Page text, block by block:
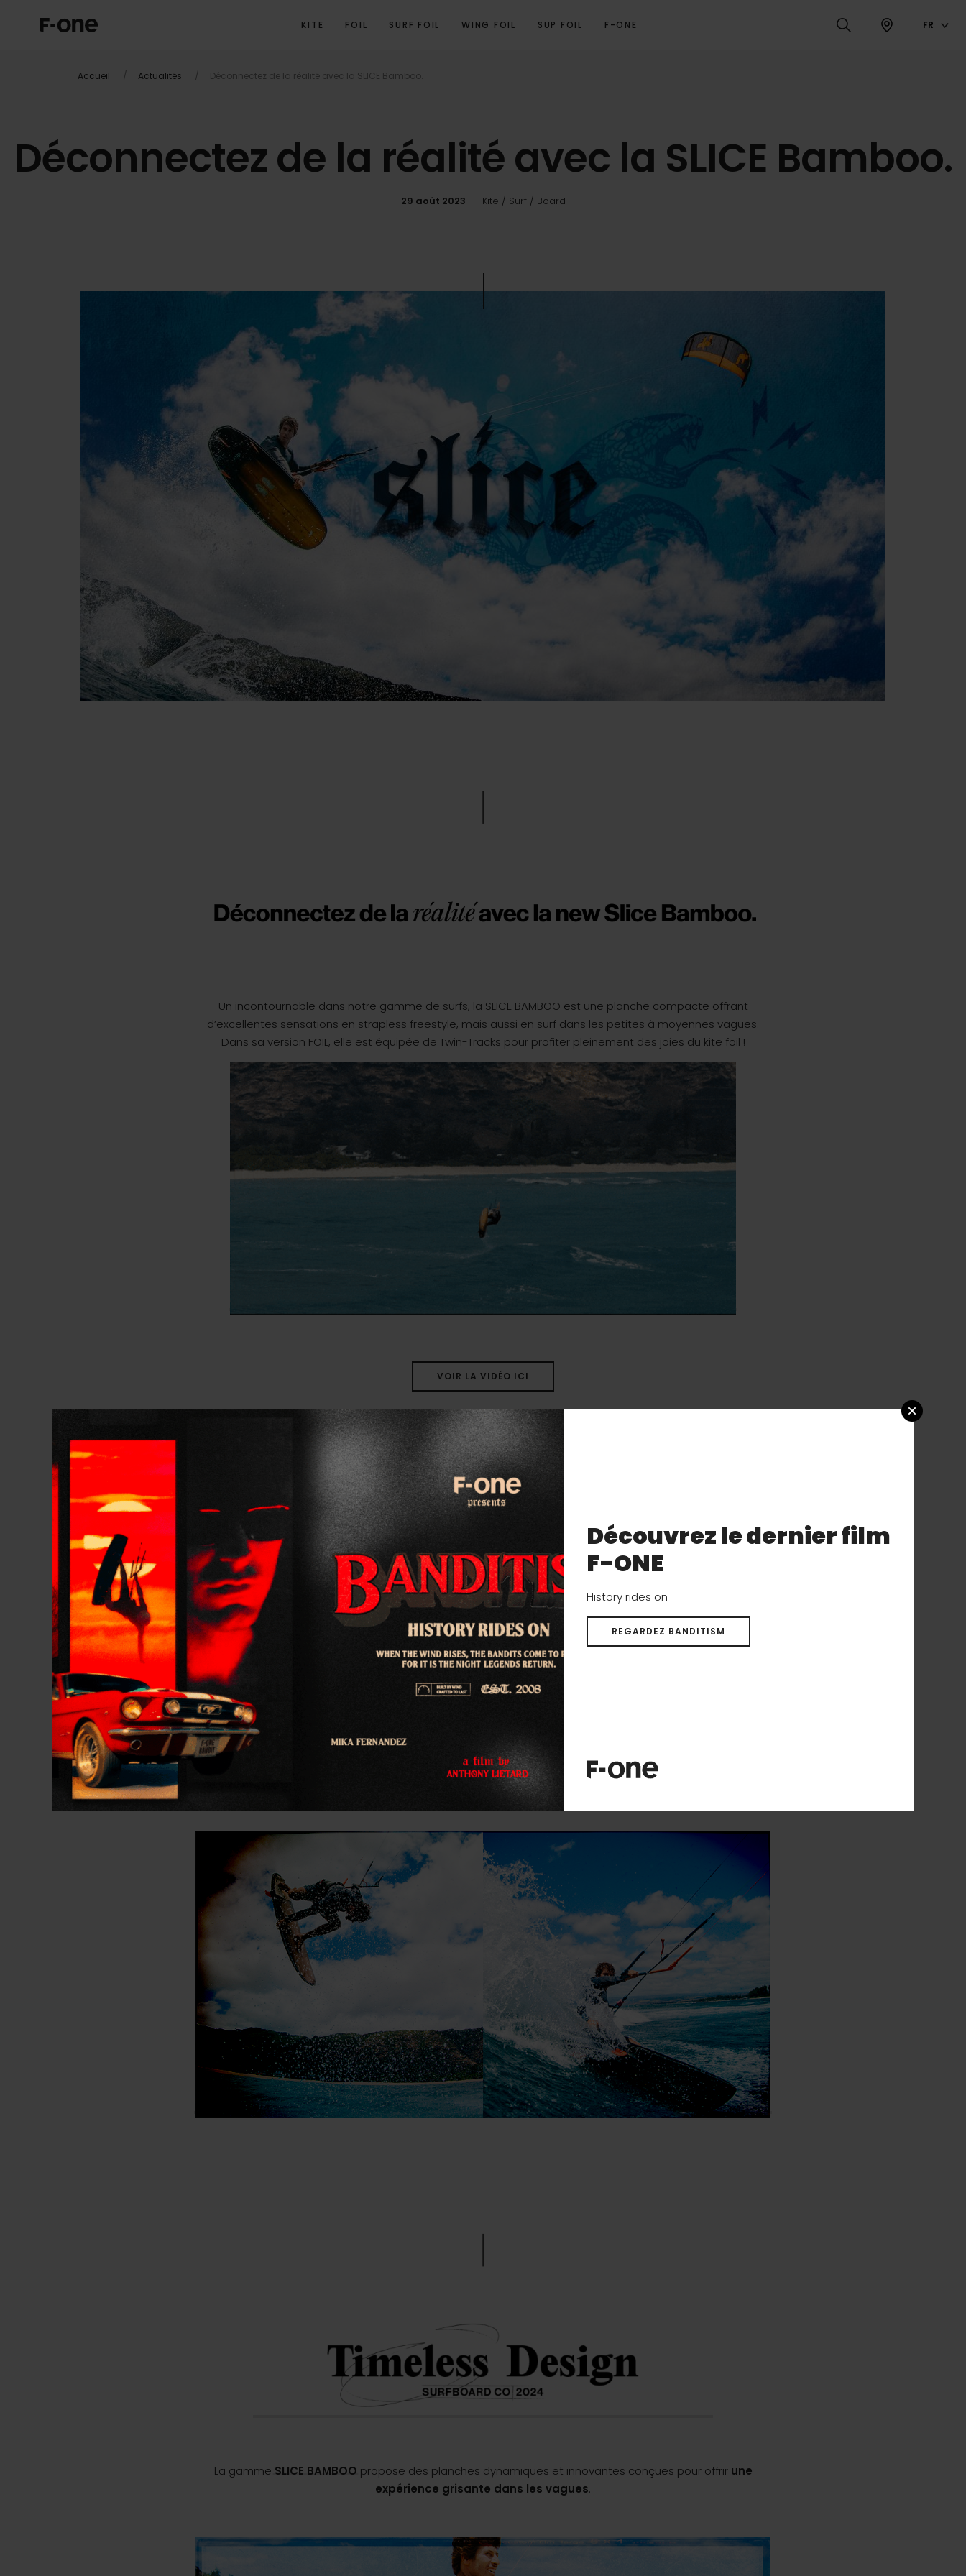
KITE FOIL SURF FOIL WING FOIL SUP FOIL F-ONE FR
Déconnectez de la réalité avec la SLICE Bamboo.
29 août 2023 Kite / Surf / Board
Accueil Actualités Déconnectez de la réalité avec la SLICE Bamboo.
Un incontournable dans notre gamme de surfs, la SLICE BAMBOO est une planche compacte offrant
d’excellentes sensations en strapless freestyle, mais aussi en surf dans les petites à moyennes vagues.
Dans sa version FOIL, elle est équipée de Twin-Tracks pour profiter pleinement des joies du kite foil !
VOIR LA VIDÉO ICI
Départ au planing facilité
Très stable et excellente remontée au vent
Active et joueuse en surf
La gamme SLICE BAMBOO propose des planches dynamiques et innovantes conçues pour offrirune
expérience grisante dans les vagues.
Découvrez le dernier film
F-ONE
History rides on
REGARDEZ BANDITISM